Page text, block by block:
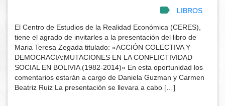
LIBROS
El Centro de Estudios de la Realidad Económica (CERES),
tiene el agrado de invitarles a la presentación del libro de
Maria Teresa Zegada titulado: «ACCIÓN COLECTIVA Y
DEMOCRACIA:MUTACIONES EN LA CONFLICTIVIDAD
SOCIAL EN BOLIVIA (1982-2014)» En esta oportunidad los
comentarios estarán a cargo de Daniela Guzman y Carmen
Beatriz Ruiz La presentación se llevara a cabo […]